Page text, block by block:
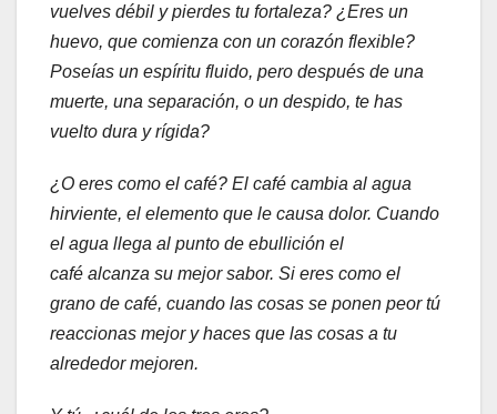
vuelves débil y pierdes tu fortaleza? ¿Eres un
huevo, que comienza con un corazón flexible?
Poseías un espíritu fluido, pero después de una
muerte, una separación, o un despido, te has
vuelto dura y rígida?
¿O eres como el café? El café cambia al agua
hirviente, el elemento que le causa dolor. Cuando
el agua llega al punto de ebullición el
café alcanza su mejor sabor. Si eres como el
grano de café, cuando las cosas se ponen peor tú
reaccionas mejor y haces que las cosas a tu
alrededor mejoren.